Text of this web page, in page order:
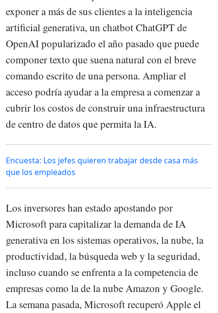
exponer a más de sus clientes a la inteligencia
artificial generativa, un chatbot ChatGPT de
OpenAI popularizado el año pasado que puede
componer texto que suena natural con el breve
comando escrito de una persona. Ampliar el
acceso podría ayudar a la empresa a comenzar a
cubrir los costos de construir una infraestructura
de centro de datos que permita la IA.
Encuesta: Los jefes quieren trabajar desde casa más
que los empleados
Los inversores han estado apostando por
Microsoft para capitalizar la demanda de IA
generativa en los sistemas operativos, la nube, la
productividad, la búsqueda web y la seguridad,
incluso cuando se enfrenta a la competencia de
empresas como la de la nube Amazon y Google.
La semana pasada, Microsoft recuperó Apple el